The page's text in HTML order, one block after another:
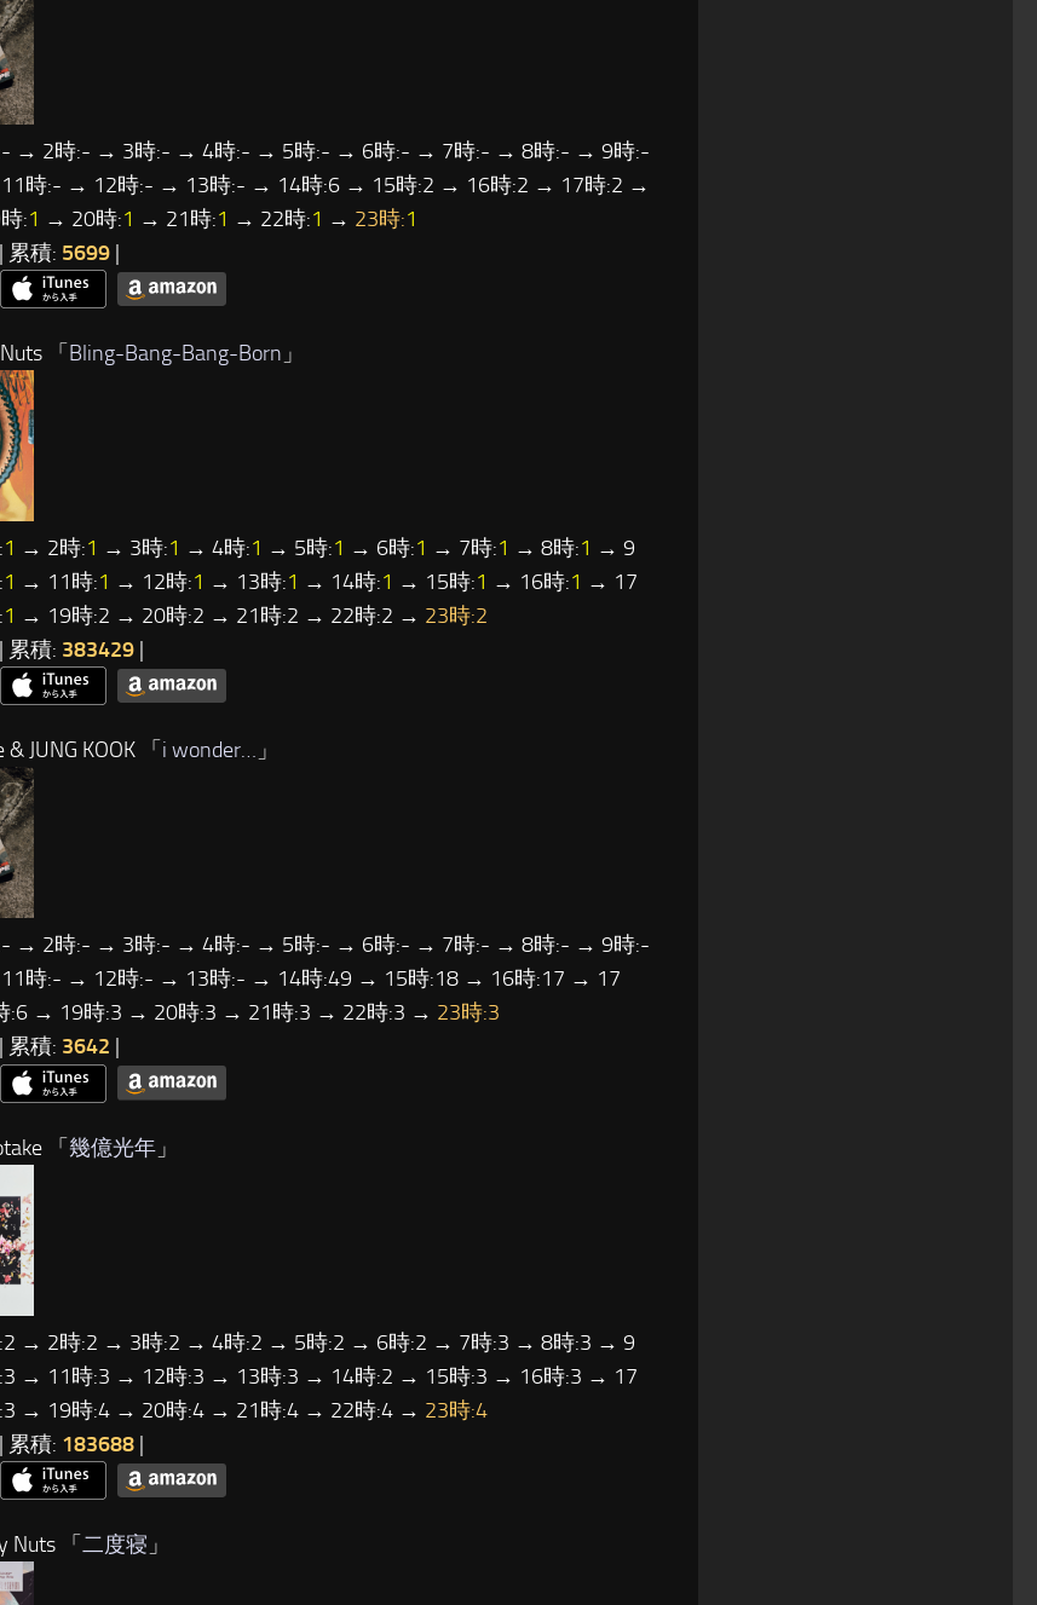
→ 2時:- → 3時:- → 4時:- → 5時:- → 6時:- → 7時:- → 8時:- → 9時:-
時:- → 12時:- → 13時:- → 14時:6 → 15時:2 → 16時:2 → 17時:2 →
:1 → 20時:1 → 21時:1 → 22時:1 → 23時:1
| 累積: 5699 |
「 Bling-Bang-Bang-Born 」
1 → 2時:1 → 3時:1 → 4時:1 → 5時:1 → 6時:1 → 7時:1 → 8時:1 → 9
1 → 11時:1 → 12時:1 → 13時:1 → 14時:1 → 15時:1 → 16時:1 → 17
1 → 19時:2 → 20時:2 → 21時:2 → 22時:2 → 23時:2
| 累積: 383429 |
JUNG KOOK 「 i wonder… 」
→ 2時:- → 3時:- → 4時:- → 5時:- → 6時:- → 7時:- → 8時:- → 9時:-
時:- → 12時:- → 13時:- → 14時:49 → 15時:18 → 16時:17 → 17
:6 → 19時:3 → 20時:3 → 21時:3 → 22時:3 → 23時:3
| 累積: 3642 |
「幾億光年 」
→ 2時:2 → 3時:2 → 4時:2 → 5時:2 → 6時:2 → 7時:3 → 8時:3 → 9
→ 11時:3 → 12時:3 → 13時:3 → 14時:2 → 15時:3 → 16時:3 → 17
→ 19時:4 → 20時:4 → 21時:4 → 22時:4 → 23時:4
| 累積: 183688 |
Nuts 「 二度寝 」